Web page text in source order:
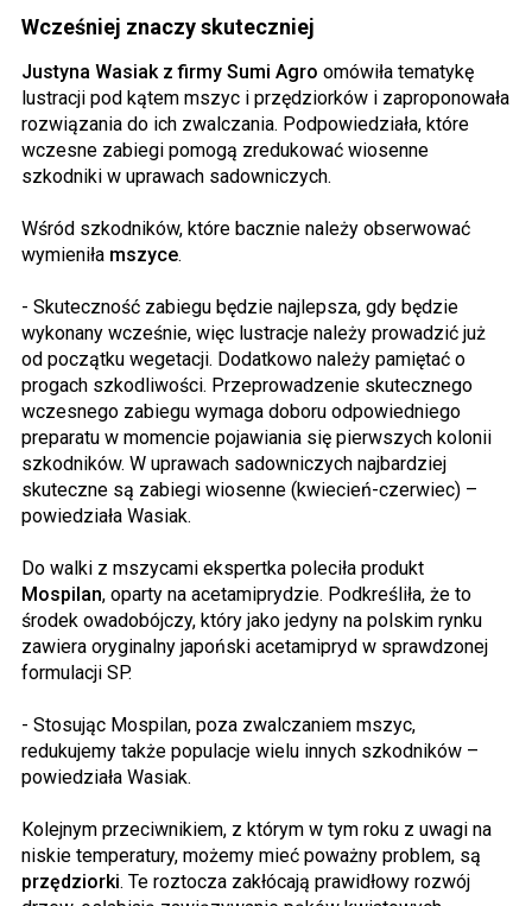
Wcześniej znaczy skuteczniej
Justyna Wasiak z firmy Sumi Agro omówiła tematykę
lustracji pod kątem mszyc i przędziorków i zaproponowała
rozwiązania do ich zwalczania. Podpowiedziała, które
wczesne zabiegi pomogą zredukować wiosenne
szkodniki w uprawach sadowniczych.
Wśród szkodników, które bacznie należy obserwować
wymieniła mszyce.
- Skuteczność zabiegu będzie najlepsza, gdy będzie
wykonany wcześnie, więc lustracje należy prowadzić już
od początku wegetacji. Dodatkowo należy pamiętać o
progach szkodliwości. Przeprowadzenie skutecznego
wczesnego zabiegu wymaga doboru odpowiedniego
preparatu w momencie pojawiania się pierwszych kolonii
szkodników. W uprawach sadowniczych najbardziej
skuteczne są zabiegi wiosenne (kwiecień-czerwiec) –
powiedziała Wasiak.
Do walki z mszycami ekspertka poleciła produkt
Mospilan, oparty na acetamiprydzie. Podkreśliła, że to
środek owadobójczy, który jako jedyny na polskim rynku
zawiera oryginalny japoński acetamipryd w sprawdzonej
formulacji SP.
- Stosując Mospilan, poza zwalczaniem mszyc,
redukujemy także populacje wielu innych szkodników –
powiedziała Wasiak.
Kolejnym przeciwnikiem, z którym w tym roku z uwagi na
niskie temperatury, możemy mieć poważny problem, są
przędziorki. Te roztocza zakłócają prawidłowy rozwój